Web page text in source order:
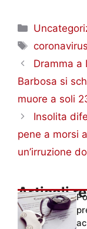
Categorie
Tag
coronavirus
Dramma a
Barbosa si
muore a soli
Insolita
pene a morsi
un’irruzione
Articoli